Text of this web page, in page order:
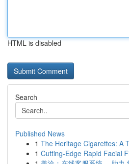
HTML is disabled
Search
Published News
1 The Heritage Cigarettes: A
1 Cutting-Edge Rapid Facial